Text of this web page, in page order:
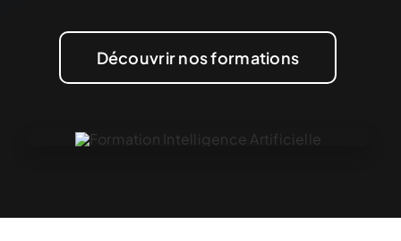
Découvrir nos formations